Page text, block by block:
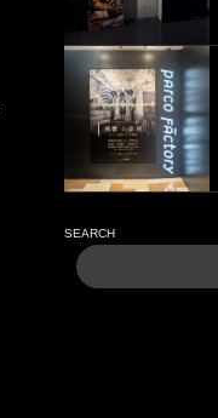
SEARCH